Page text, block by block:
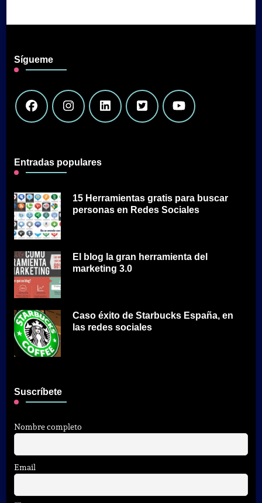
Sígueme
Entradas populares
15 Herramientas gratis para buscar
personas en Redes Sociales
El blog la gran herramienta del
marketing 3.0
Caso éxito de Starbucks España, en
las redes sociales
Suscríbete
Nombre completo
Email